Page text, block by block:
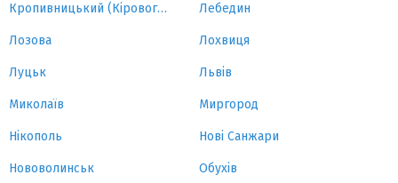
Кропивницький (Кіровоград) Лебедин
Лозова Лохвиця
Луцьк Львів
Миколаїв Миргород
Нікополь Нові Санжари
Нововолинськ Обухів